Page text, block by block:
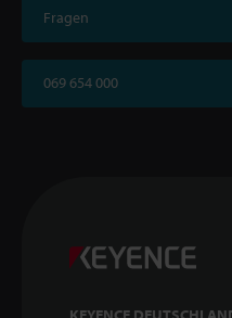
Fragen
069 654 000